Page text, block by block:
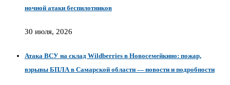
ночной атаки беспилотников
30 июля, 2026
Атака ВСУ на склад Wildberries в Новосемейкино: пожар,
взрывы БПЛА в Самарской области — новости и подробности